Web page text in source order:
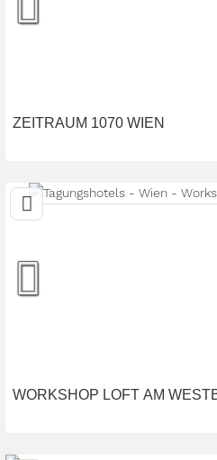
ZEITRAUM 1070 WIEN
Art der Location:
Seminarteilnehmer:
WORKSHOP LOFT AM